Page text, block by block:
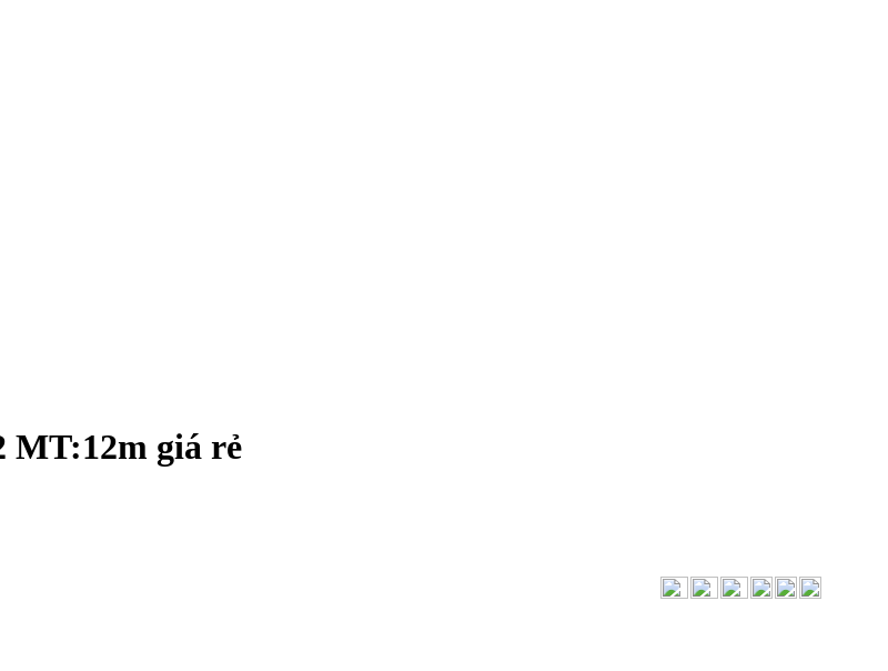
MT:12m giá rẻ